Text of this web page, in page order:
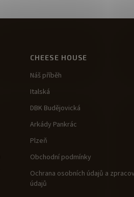
CHEESE HOUSE
Náš příběh
Italská
DBK Budějovická
Arkády Pankrác
Plzeň
Obchodní podmínky
Ochrana osobních údajů a
údajů